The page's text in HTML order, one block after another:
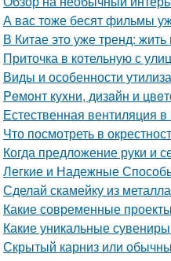
А вас тоже бесят фильмы
В Китае это уже тренд:
Приточка в котельную с
Виды и особенности
Peмoнт куxни, дизaйн и
Естественная вентиляция
Что посмотреть в
Когда предложение руки и
Легкие и Надежные
Сделай скамейку из
Какие современные
Какие уникальные
Скрытый карниз или